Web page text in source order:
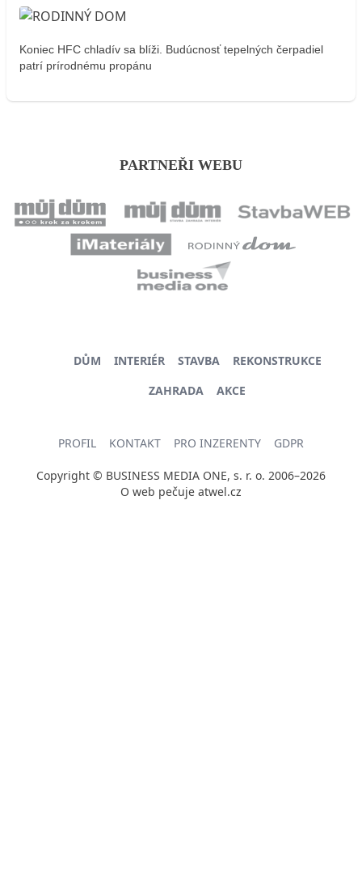
Koniec HFC chladív sa blíži. Budúcnosť tepelných čerpadiel
patrí prírodnému propánu
PARTNEŘI WEBU
DŮM INTERIÉR STAVBA
REKONSTRUKCE
ZAHRADA
AKCE
PROFIL KONTAKT PRO INZERENTY GDPR
Copyright © BUSINESS MEDIA ONE, s. r. o. 2006–2026